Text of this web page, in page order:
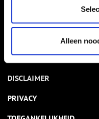
Alleen
NIEUWSBRIEF
DISCLAIMER
PRIVACY